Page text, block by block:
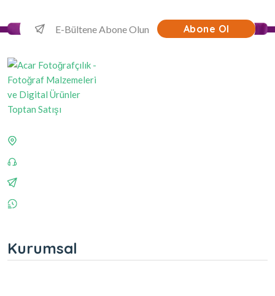
Abone Ol
Kurumsal